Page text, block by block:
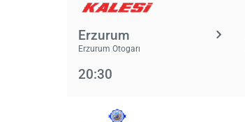
Erzurum
Erzurum Otogarı
20:30